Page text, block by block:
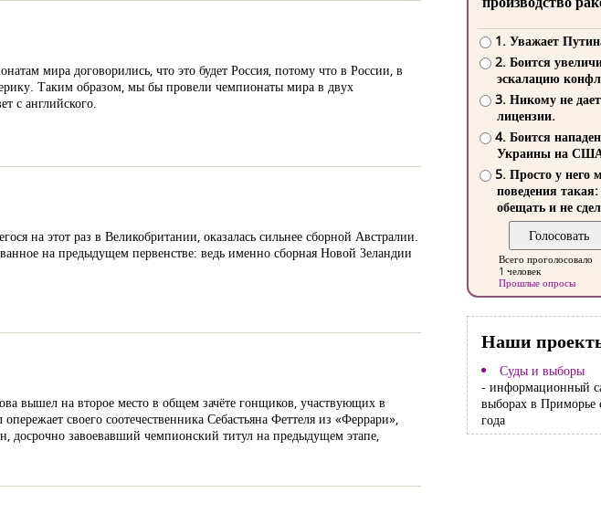
мира договорились, что это будет Россия, потому что в России, в
Таким образом, мы бы провели чемпионаты мира в двух
с английского.
на этот раз в Великобритании, оказалась сильнее сборной Австралии.
на предыдущем первенстве: ведь именно сборная Новой Зеландии
вышел на второе место в общем зачёте гонщиков, участвующих в
своего соотечественника Себастьяна Феттеля из «Феррари»,
досрочно завоевавший чемпионский титул на предыдущем этапе,
1. Уважает
2. Боится
эскалацию
3. Никому не
лицензии.
4. Боится
Украины на
5. Просто у него
поведения такая:
обещать и не
Всего проголосовало
1 человек
Прошлые опросы
Наши
Суды и выборы
- информационный
выборах в Приморье
года